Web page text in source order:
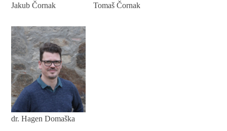
Jakub Čornak Tomaš Čornak
dr. Hagen Domaška